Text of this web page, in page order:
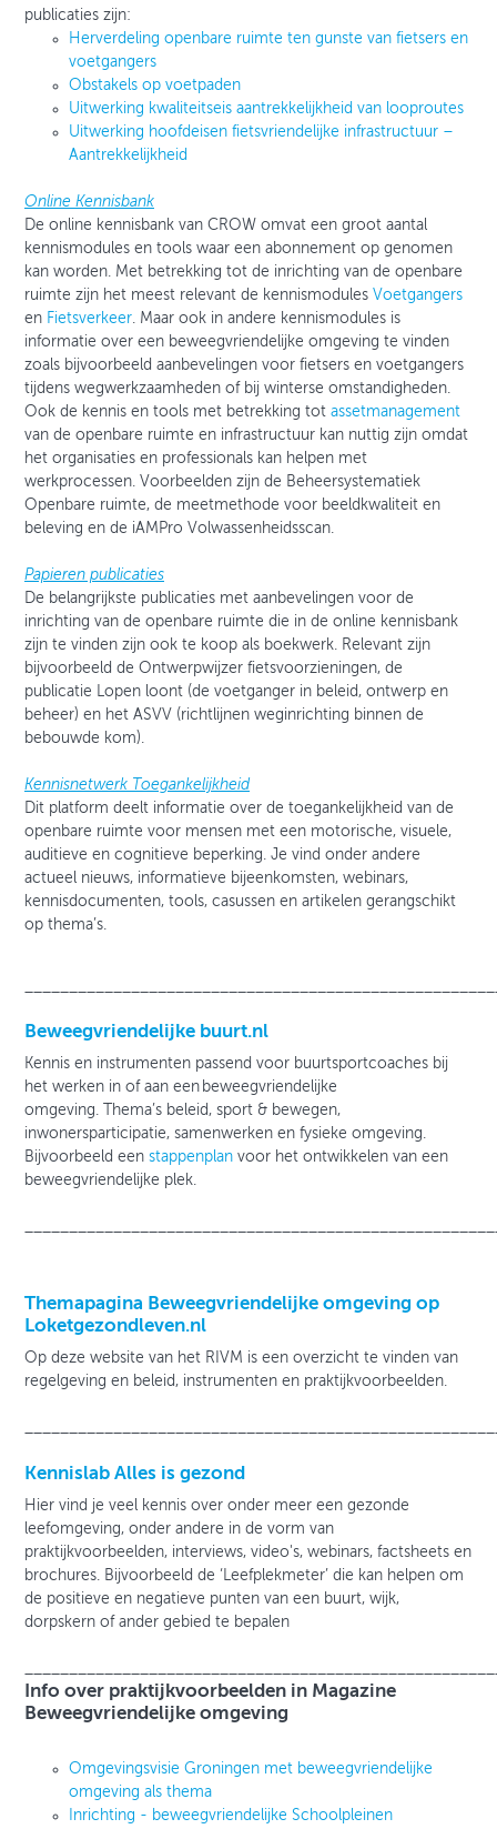
publicaties zijn:
Herverdeling openbare ruimte ten gunste van fietsers en
voetgangers
Obstakels op voetpaden
Uitwerking kwaliteitseis aantrekkelijkheid van looproutes
Uitwerking hoofdeisen fietsvriendelijke infrastructuur –
Aantrekkelijkheid
Online Kennisbank
De online kennisbank van CROW omvat een groot aantal
kennismodules en tools waar een abonnement op genomen
kan worden. Met betrekking tot de inrichting van de openbare
ruimte zijn het meest relevant de kennismodules Voetgangers
en Fietsverkeer. Maar ook in andere kennismodules is
informatie over een beweegvriendelijke omgeving te vinden
zoals bijvoorbeeld aanbevelingen voor fietsers en voetgangers
tijdens wegwerkzaamheden of bij winterse omstandigheden.
Ook de kennis en tools met betrekking tot assetmanagement
van de openbare ruimte en infrastructuur kan nuttig zijn omdat
het organisaties en professionals kan helpen met
werkprocessen. Voorbeelden zijn de Beheersystematiek
Openbare ruimte, de meetmethode voor beeldkwaliteit en
beleving en de iAMPro Volwassenheidsscan.
Papieren publicaties
De belangrijkste publicaties met aanbevelingen voor de
inrichting van de openbare ruimte die in de online kennisbank
zijn te vinden zijn ook te koop als boekwerk. Relevant zijn
bijvoorbeeld de Ontwerpwijzer fietsvoorzieningen, de
publicatie Lopen loont (de voetganger in beleid, ontwerp en
beheer) en het ASVV (richtlijnen weginrichting binnen de
bebouwde kom).
Kennisnetwerk Toegankelijkheid
Dit platform deelt informatie over de toegankelijkheid van de
openbare ruimte voor mensen met een motorische, visuele,
auditieve en cognitieve beperking. Je vind onder andere
actueel nieuws, informatieve bijeenkomsten, webinars,
kennisdocumenten, tools, casussen en artikelen gerangschikt
op thema’s.
Beweegvriendelijke buurt.nl
Kennis en instrumenten passend voor buurtsportcoaches bij
het werken in of aan een beweegvriendelijke
omgeving. Thema’s beleid, sport & bewegen,
inwonersparticipatie, samenwerken en fysieke omgeving.
Bijvoorbeeld een stappenplan voor het ontwikkelen van een
beweegvriendelijke plek.
Themapagina Beweegvriendelijke omgeving op
Loketgezondleven.nl
Op deze website van het RIVM is een overzicht te vinden van
regelgeving en beleid, instrumenten en praktijkvoorbeelden.
Kennislab Alles is gezond
Hier vind je veel kennis over onder meer een gezonde
leefomgeving, onder andere in de vorm van
praktijkvoorbeelden, interviews, video's, webinars, factsheets en
brochures. Bijvoorbeeld de ‘Leefplekmeter’ die kan helpen om
de positieve en negatieve punten van een buurt, wijk,
dorpskern of ander gebied te bepalen
Info over praktijkvoorbeelden in Magazine
Beweegvriendelijke omgeving
Omgevingsvisie Groningen met beweegvriendelijke
omgeving als thema
Inrichting - beweegvriendelijke Schoolpleinen